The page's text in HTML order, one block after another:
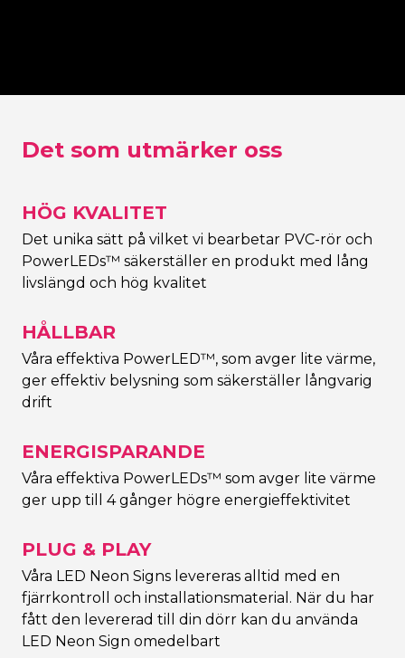
Det som utmärker oss
HÖG KVALITET
Det unika sätt på vilket vi bearbetar PVC-rör och
PowerLEDs™ säkerställer en produkt med lång
livslängd och hög kvalitet
HÅLLBAR
Våra effektiva PowerLED™, som avger lite värme,
ger effektiv belysning som säkerställer långvarig
drift
ENERGISPARANDE
Våra effektiva PowerLEDs™ som avger lite värme
ger upp till 4 gånger högre energieffektivitet
PLUG & PLAY
Våra LED Neon Signs levereras alltid med en
fjärrkontroll och installationsmaterial. När du har
fått den levererad till din dörr kan du använda
LED Neon Sign omedelbart